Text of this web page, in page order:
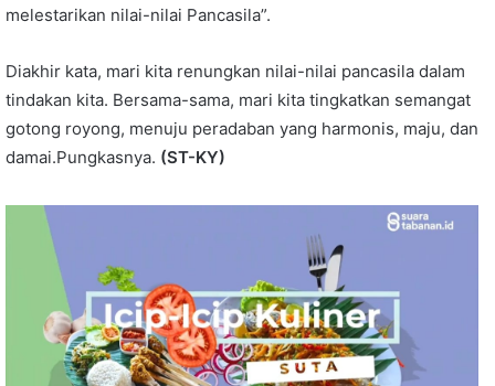
melestarikan nilai-nilai Pancasila”.
Diakhir kata, mari kita renungkan nilai-nilai pancasila dalam
tindakan kita. Bersama-sama, mari kita tingkatkan semangat
gotong royong, menuju peradaban yang harmonis, maju, dan
damai.Pungkasnya. (ST-KY)